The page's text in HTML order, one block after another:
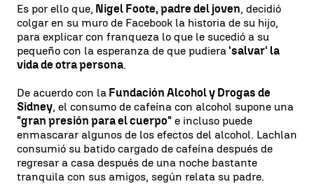
Es por ello que, Nigel Foote, padre del joven, decidió
colgar en su muro de Facebook la historia de su hijo,
para explicar con franqueza lo que le sucedió a su
pequeño con la esperanza de que pudiera 'salvar' la
vida de otra persona.
De acuerdo con la Fundación Alcohol y Drogas de
Sidney, el consumo de cafeína con alcohol supone una
"gran presión para el cuerpo" e incluso puede
enmascarar algunos de los efectos del alcohol. Lachlan
consumió su batido cargado de cafeína después de
regresar a casa después de una noche bastante
tranquila con sus amigos, según relata su padre.